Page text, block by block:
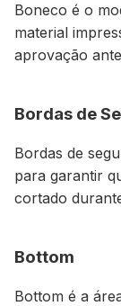
Boneco é o
material
aprovação
Bordas de
Bordas de
para garantir
cortado
Bottom
Bottom é a